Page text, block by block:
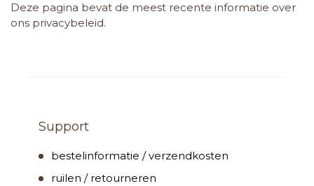
Deze pagina bevat de meest recente informatie over
ons privacybeleid.
Support
bestelinformatie / verzendkosten
ruilen / retourneren